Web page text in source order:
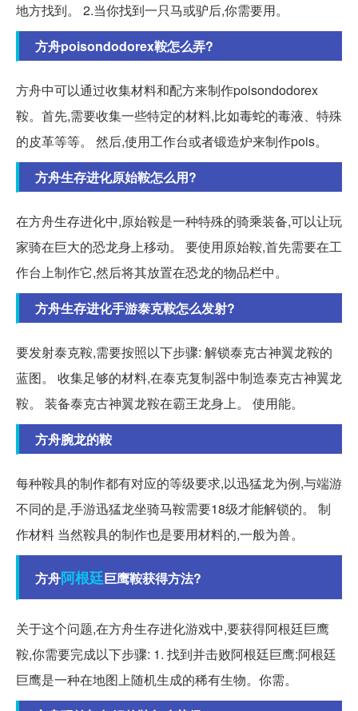
地方找到。 2.当你找到一只马或驴后,你需要用。
方舟poisondodorex鞍怎么弄?
方舟中可以通过收集材料和配方来制作poisondodorex
鞍。首先,需要收集一些特定的材料,比如毒蛇的毒液、特殊
的皮革等等。 然后,使用工作台或者锻造炉来制作pois。
方舟生存进化原始鞍怎么用?
在方舟生存进化中,原始鞍是一种特殊的骑乘装备,可以让玩
家骑在巨大的恐龙身上移动。 要使用原始鞍,首先需要在工
作台上制作它,然后将其放置在恐龙的物品栏中。
方舟生存进化手游泰克鞍怎么发射?
要发射泰克鞍,需要按照以下步骤: 解锁泰克古神翼龙鞍的
蓝图。 收集足够的材料,在泰克复制器中制造泰克古神翼龙
鞍。 装备泰克古神翼龙鞍在霸王龙身上。 使用能。
方舟腕龙的鞍
每种鞍具的制作都有对应的等级要求,以迅猛龙为例,与端游
不同的是,手游迅猛龙坐骑马鞍需要18级才能解锁的。 制
作材料 当然鞍具的制作也是要用材料的,一般为兽。
方舟阿根廷巨鹰鞍获得方法?
关于这个问题,在方舟生存进化游戏中,要获得阿根廷巨鹰
鞍,你需要完成以下步骤: 1. 找到并击败阿根廷巨鹰:阿根廷
巨鹰是一种在地图上随机生成的稀有生物。你需。